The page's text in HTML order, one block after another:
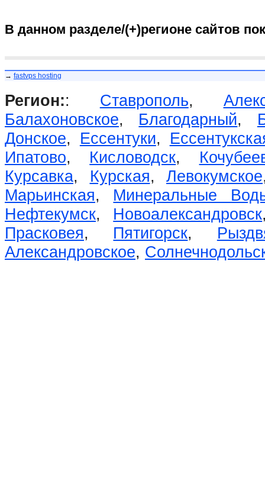
В данном разделе/(+)регионе сайтов
→ fastvps hosting
Регион:: Ставрополь,
Балахоновское, Благодарный,
Донское, Ессентуки,
Ипатово, Кисловодск,
Курсавка, Курская, Левокумское
Марьинская, Минеральные
Нефтекумск, Новоалександровск
Прасковея, Пятигорск,
Александровское,